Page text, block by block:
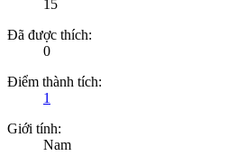
15
Đã được thích:
0
Điểm thành tích:
1
Giới tính:
Nam